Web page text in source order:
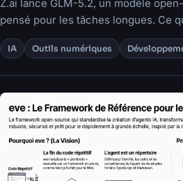
Z.ai lance GLM-5.2, un modèle
pensé pour les tâches longues. Ce
stratégie d'outils IA.
IA Outils numériques